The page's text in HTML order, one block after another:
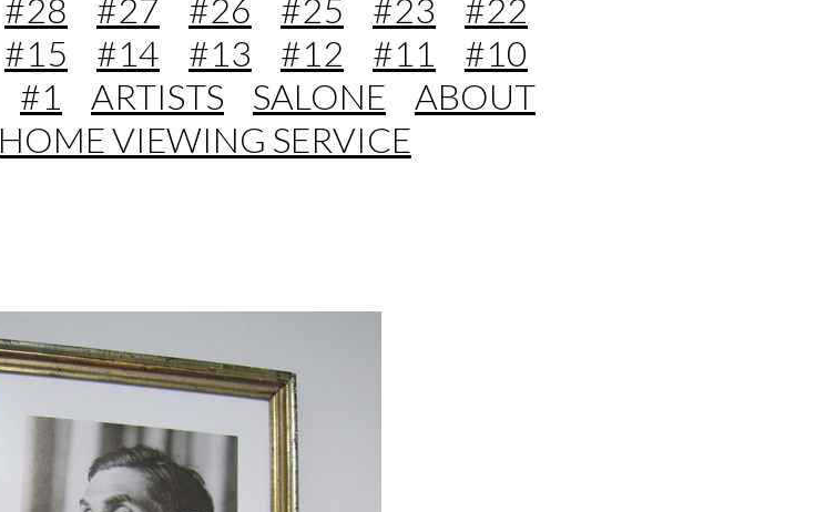
#28 #27 #26 #25 #23
#22
#15 #14 #13 #12 #11
#10
#1 ARTISTS SALONE
ABOUT
HOME VIEWING SERVICE